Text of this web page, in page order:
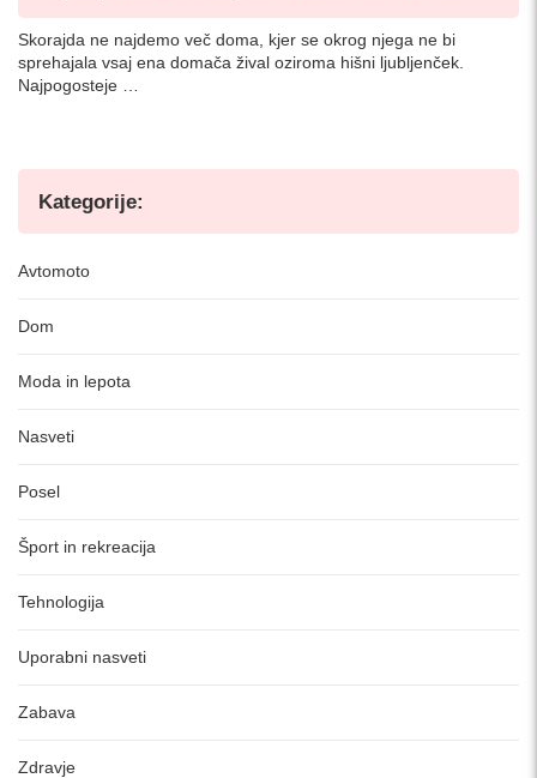
Skorajda ne najdemo več doma, kjer se okrog njega ne bi
sprehajala vsaj ena domača žival oziroma hišni ljubljenček.
Najpogosteje …
Kategorije:
Avtomoto
Dom
Moda in lepota
Nasveti
Posel
Šport in rekreacija
Tehnologija
Uporabni nasveti
Zabava
Zdravje